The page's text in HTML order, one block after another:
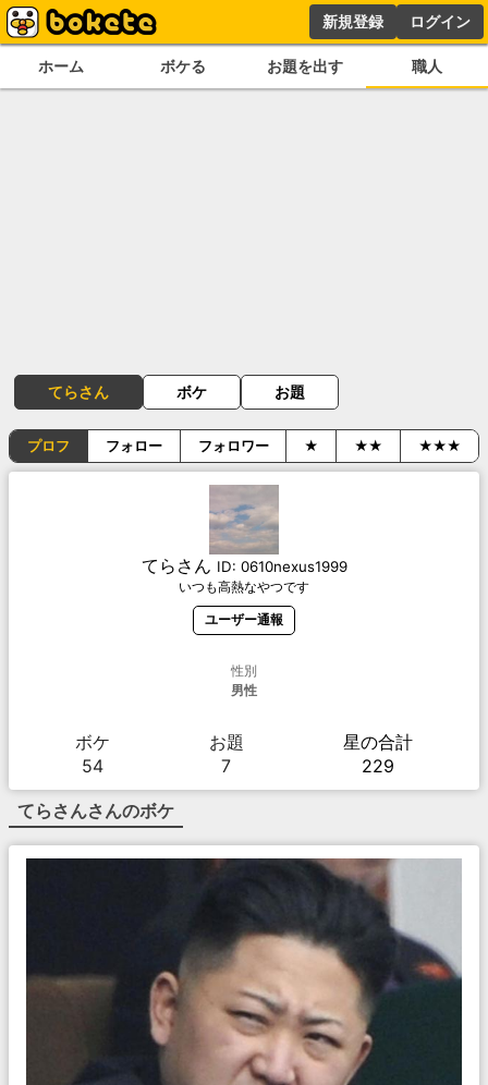
新規登録 ログイン
ホーム ボケる お題を出す 職人
てらさん ボケ お題
プロフ フォロー フォロワー ★ ★★ ★★★
てらさん ID: 0610nexus1999
いつも高熱なやつです
ユーザー通報
性別
男性
ボケ
54
お題
7
星の合計
229
てらさんさんのボケ